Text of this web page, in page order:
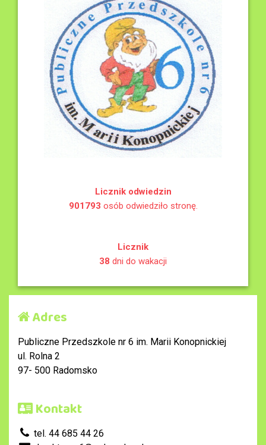
Licznik odwiedzin
901793 osób odwiedziło stronę.
Licznik
38 dni do wakacji
Adres
Publiczne Przedszkole nr 6 im. Marii Konopnickiej
ul. Rolna 2
97- 500 Radomsko
Kontakt
tel. 44 685 44 26